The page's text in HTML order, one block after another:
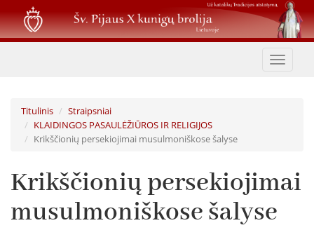
Pereiti
į
pagrindinį
Toggle
Titulinis
Straipsniai
KLAIDINGOS PASAULĖŽIŪROS IR RELIGIJOS
Krikščionių persekiojimai musulmoniškose šalyse
Krikščionių persekiojimai
musulmoniškose šalyse